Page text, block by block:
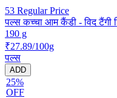
53 Regular Price
पल्स कच्चा आम कैंडी - विद टैंगी
190 g
₹27.89/100g
पल्स
ADD
25%
OFF